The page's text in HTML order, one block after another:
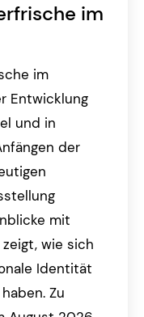
im
im
Entwicklung
und in
der
mit
wie sich
Identität
Zu